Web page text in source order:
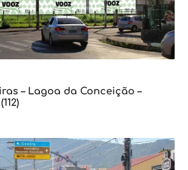
– Lagoa da Conceição –